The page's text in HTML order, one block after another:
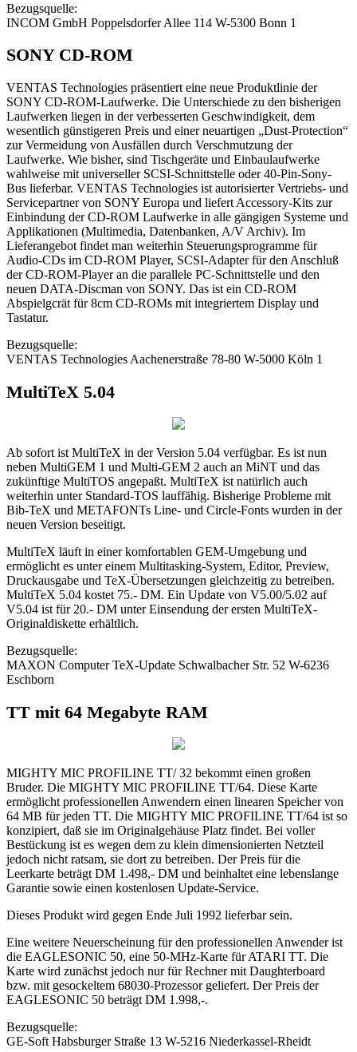
Bezugsquelle:
INCOM GmbH Poppelsdorfer Allee 114 W-5300 Bonn 1
SONY CD-ROM
VENTAS Technologies präsentiert eine neue Produktlinie der
SONY CD-ROM-Laufwerke. Die Unterschiede zu den bisherigen
Laufwerken liegen in der verbesserten Geschwindigkeit, dem
wesentlich günstigeren Preis und einer neuartigen „Dust-Protection“
zur Vermeidung von Ausfällen durch Verschmutzung der
Laufwerke. Wie bisher, sind Tischgeräte und Einbaulaufwerke
wahlweise mit universeller SCSI-Schnittstelle oder 40-Pin-Sony-
Bus lieferbar. VENTAS Technologies ist autorisierter Vertriebs- und
Servicepartner von SONY Europa und liefert Accessory-Kits zur
Einbindung der CD-ROM Laufwerke in alle gängigen Systeme und
Applikationen (Multimedia, Datenbanken, A/V Archiv). Im
Lieferangebot findet man weiterhin Steuerungsprogramme für
Audio-CDs im CD-ROM Player, SCSI-Adapter für den Anschluß
der CD-ROM-Player an die parallele PC-Schnittstelle und den
neuen DATA-Discman von SONY. Das ist ein CD-ROM
Abspielgcrät für 8cm CD-ROMs mit integriertem Display und
Tastatur.
Bezugsquelle:
VENTAS Technologies Aachenerstraße 78-80 W-5000 Köln 1
MultiTeX 5.04
Ab sofort ist MultiTeX in der Version 5.04 verfügbar. Es ist nun
neben MultiGEM 1 und Multi-GEM 2 auch an MiNT und das
zukünftige MultiTOS angepaßt. MultiTeX ist natürlich auch
weiterhin unter Standard-TOS lauffähig. Bisherige Probleme mit
Bib-TeX und METAFONTs Line- und Circle-Fonts wurden in der
neuen Version beseitigt.
MultiTeX läuft in einer komfortablen GEM-Umgebung und
ermöglicht es unter einem Multitasking-System, Editor, Preview,
Druckausgabe und TeX-Übersetzungen gleichzeitig zu betreiben.
MultiTeX 5.04 kostet 75.- DM. Ein Update von V5.00/5.02 auf
V5.04 ist für 20.- DM unter Einsendung der ersten MultiTeX-
Originaldiskette erhältlich.
Bezugsquelle:
MAXON Computer TeX-Update Schwalbacher Str. 52 W-6236
Eschborn
TT mit 64 Megabyte RAM
MIGHTY MIC PROFILINE TT/ 32 bekommt einen großen
Bruder. Die MIGHTY MIC PROFILINE TT/64. Diese Karte
ermöglicht professionellen Anwendern einen linearen Speicher von
64 MB für jeden TT. Die MIGHTY MIC PROFILINE TT/64 ist so
konzipiert, daß sie im Originalgehäuse Platz findet. Bei voller
Bestückung ist es wegen dem zu klein dimensionierten Netzteil
jedoch nicht ratsam, sie dort zu betreiben. Der Preis für die
Leerkarte beträgt DM 1.498,- DM und beinhaltet eine lebenslange
Garantie sowie einen kostenlosen Update-Service.
Dieses Produkt wird gegen Ende Juli 1992 lieferbar sein.
Eine weitere Neuerscheinung für den professionellen Anwender ist
die EAGLESONIC 50, eine 50-MHz-Karte für ATARI TT. Die
Karte wird zunächst jedoch nur für Rechner mit Daughterboard
bzw. mit gesockeltem 68030-Prozessor geliefert. Der Preis der
EAGLESONIC 50 beträgt DM 1.998,-.
Bezugsquelle:
GE-Soft Habsburger Straße 13 W-5216 Niederkassel-Rheidt